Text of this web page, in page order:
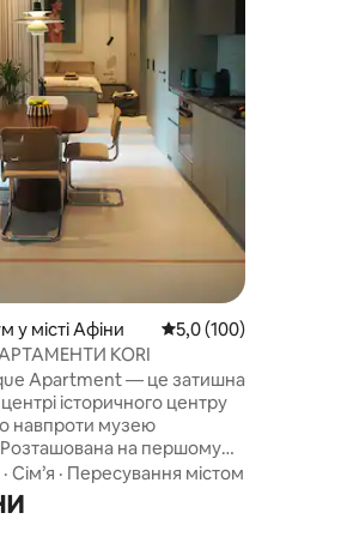
582
у місті Афіни Середня оцінка: 5,0
5,0 (100)
KORI
Apartment — це затишна
історичного центру
навпроти музею
на першому
афінського
будинку, вона була
та зі смаком
· Сім’я · Пересування містом